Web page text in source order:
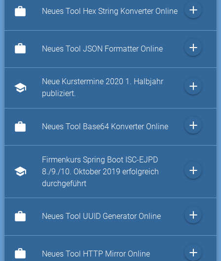
work Neues Tool Hex String Konverter Online add
work Neues Tool JSON Formatter Online add
school
Neue Kurstermine 2020 1. Halbjahr
publiziert.
add
work Neues Tool Base64 Konverter Online add
school
Firmenkurs Spring Boot ISC-EJPD
8./9./10. Oktober 2019 erfolgreich
durchgeführt
add
work Neues Tool UUID Generator Online add
work Neues Tool HTTP Mirror Online add